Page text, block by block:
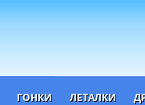
ГОНКИ ЛЕТАЛКИ